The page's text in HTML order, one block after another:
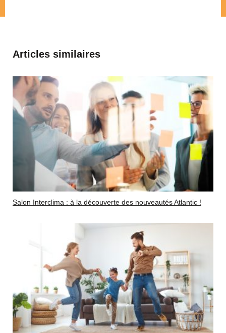
Articles similaires
Salon Interclima : à la découverte des nouveautés Atlantic !